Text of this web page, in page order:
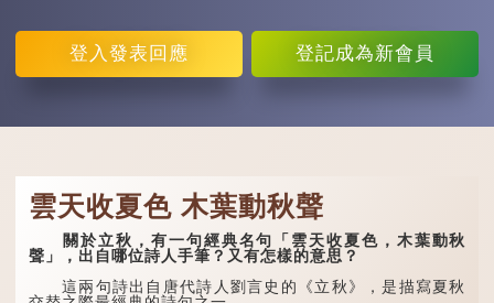
登入 發表回應 登記成為新會員
雲天收夏色 木葉動秋聲
關於立秋，有一句經典名句「雲天收夏色，木葉動秋
聲」，出自哪位詩人手筆？又有怎樣的意思？
這兩句詩出自唐代詩人劉言史的《立秋》，是描寫夏秋